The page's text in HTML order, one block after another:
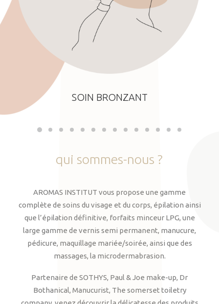
SOIN BRONZANT
qui sommes-nous ?
AROMAS INSTITUT vous propose une gamme
complète de soins du visage et du corps, épilation ainsi
que l’épilation définitive, forfaits minceur LPG, une
large gamme de vernis semi permanent, manucure,
pédicure, maquillage mariée/soirée, ainsi que des
massages, la microdermabrasion.
Partenaire de SOTHYS, Paul & Joe make-up, Dr
Bothanical, Manucurist, The somerset toiletry